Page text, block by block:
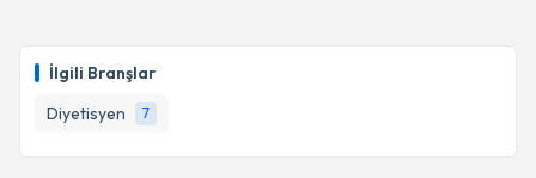
İlgili Branşlar
Diyetisyen
7
takvim hazırlandığında e-posta ile bilgilendireceğiz.
E-posta Adresiniz